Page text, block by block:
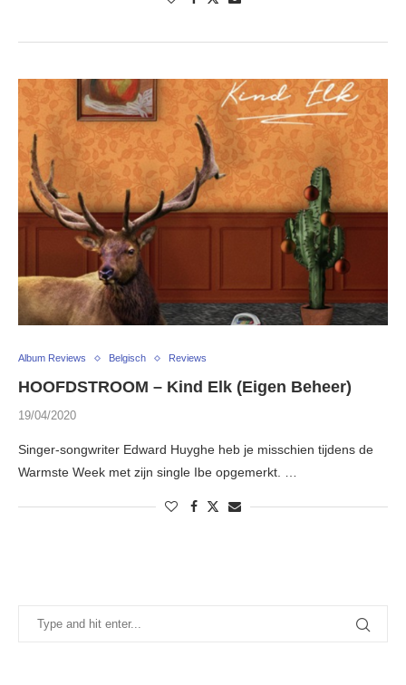
Album Reviews Belgisch Reviews
HOOFDSTROOM – Kind Elk (Eigen Beheer)
19/04/2020
Singer-songwriter Edward Huyghe heb je misschien tijdens de
Warmste Week met zijn single Ibe opgemerkt. …